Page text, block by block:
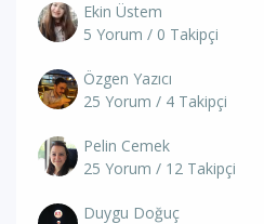
Ekin Üstem
5 Yorum / 0 Takipçi
Özgen Yazıcı
25 Yorum / 4 Takipçi
Pelin Cemek
25 Yorum / 12 Takipçi
Duygu Doğuç